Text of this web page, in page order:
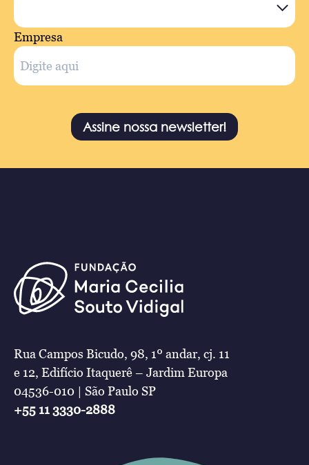
Empresa
Assine nossa newsletter!
Rua Campos Bicudo, 98, 1º andar, cj. 11
e 12, Edifício Itaquerê – Jardim Europa
04536-010 | São Paulo SP
+55 11 3330-2888